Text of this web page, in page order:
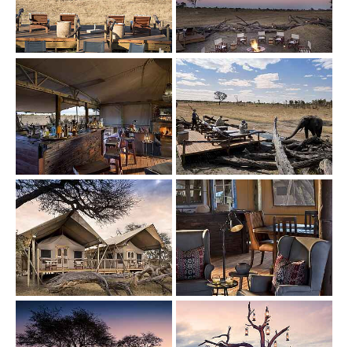
Show larger version Show larger version
Show larger version Show larger version
Show larger version Show larger version